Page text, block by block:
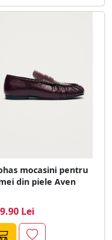
mocasini pentru
din piele Aven
Lei